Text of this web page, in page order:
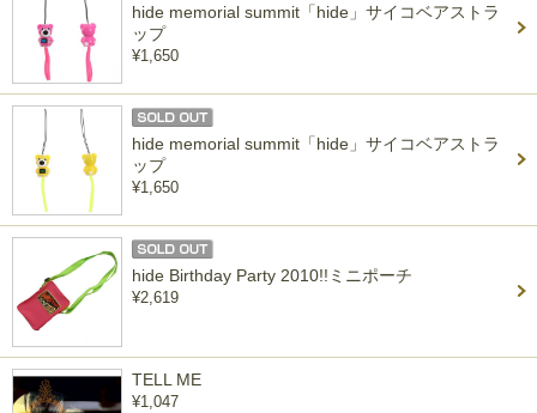
hide memorial summit「hide」サイコベアストラ
ップ
¥1,650
hide memorial summit「hide」サイコベアストラ
ップ
¥1,650
hide Birthday Party 2010!!ミニポーチ
¥2,619
TELL ME
¥1,047